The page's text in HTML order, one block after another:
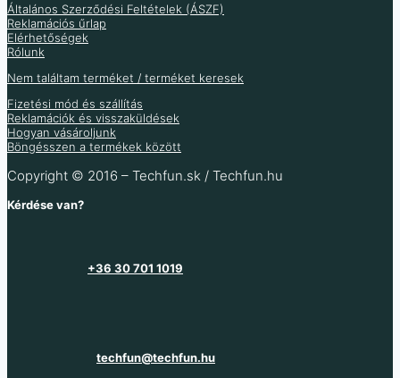
Raktáron 17 db
Több variáció raktáron
Általános Szerződési Feltételek (ÁSZF)
Reklamációs űrlap
Elérhetőségek
Rólunk
Nem találtam terméket / terméket keresek
Fizetési mód és szállítás
Reklamációk és visszaküldések
Hogyan vásároljunk
Böngésszen a termékek között
Copyright © 2016 – Techfun.sk / Techfun.hu
Kérdése van?
+36 30 701 1019
techfun@techfun.hu